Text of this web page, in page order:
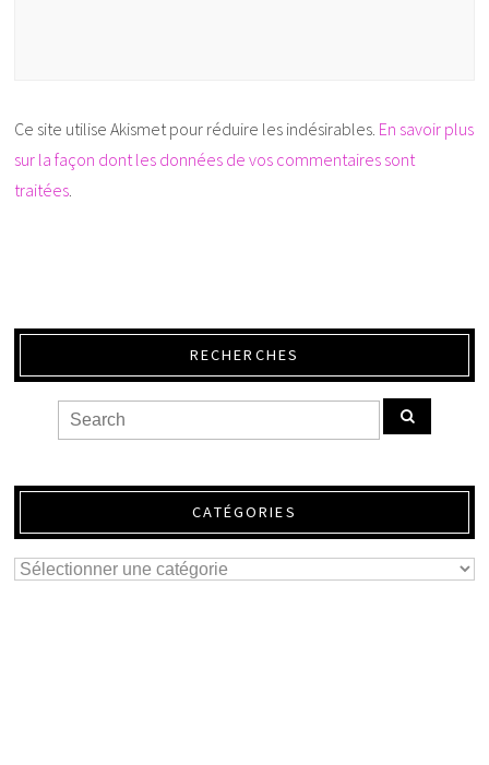
Ce site utilise Akismet pour réduire les indésirables. En savoir plus
sur la façon dont les données de vos commentaires sont
traitées
RECHERCHES
CATÉGORIES